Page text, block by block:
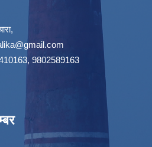
9802589163